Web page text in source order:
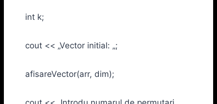
int k;
cout << „Vector initial: „;
afisareVector(arr, dim);